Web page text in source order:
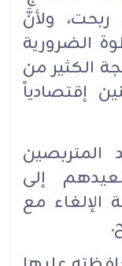
ولأنَّ
الضرورية
الكثير من
إقتصادياً
إلى
الإلغاء مع